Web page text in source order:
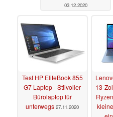
03.12.2020
Test HP EliteBook 855
G7 Laptop - Stilvoller
Bürolaptop für
unterwegs 27.11.2020
13-